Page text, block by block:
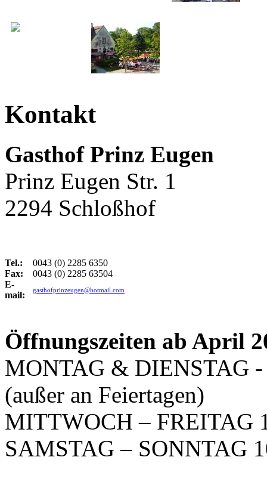
Kontakt
Gasthof Prinz Eugen
Prinz Eugen Str. 1
2294 Schloßhof
Tel.:
0043 (0) 2285 6350
Fax:
0043 (0) 2285 63504
E-
mail:
gasthofprinzeugen@hotmail.com
Öffnungszeiten ab April
MONTAG & DIENSTAG
(außer an Feiertagen)
MITTWOCH – FREITAG
SAMSTAG – SONNTAG